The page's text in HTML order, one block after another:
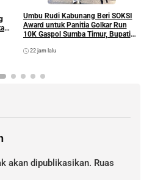
Umbu Rudi Kabunang Beri SOKSI
Award untuk Panitia Golkar Run
10K Gaspol Sumba Timur, Bupati
22 jam lalu
akan dipublikasikan. Ruas